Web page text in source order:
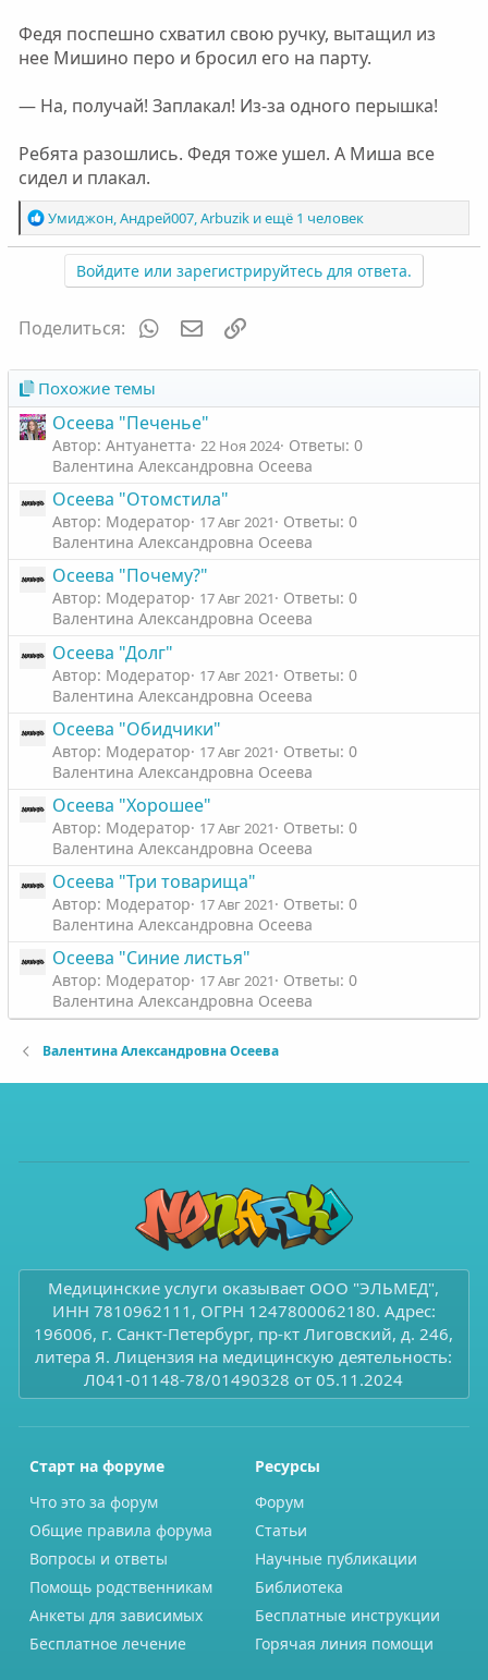
Федя поспешно схватил свою ручку, вытащил из
нее Мишино перо и бросил его на парту.
— На, получай! Заплакал! Из-за одного перышка!
Ребята разошлись. Федя тоже ушел. А Миша все
сидел и плакал.
Р
е
и
Умиджон,Андрей007,Arbuzikи ещё 1 человек
Войдите или зарегистрируйтесь для ответа.
Поделиться: WhatsAppЭлектронная почта
Похожие темы
Осеева "Печенье"
Автор: Антуанетта 22 Ноя 2024 Ответы: 0
Валентина Александровна Осеева
Осеева "Отомстила"
Автор: Модератор 17 Авг 2021
Ответы: 0
Валентина Александровна Осеева
Осеева "Почему?"
Автор: Модератор 17 Авг 2021
Ответы: 0
Валентина Александровна Осеева
Осеева "Долг"
Автор: Модератор 17 Авг 2021
Ответы: 0
Валентина Александровна Осеева
Осеева "Обидчики"
Автор: Модератор 17 Авг 2021
Ответы: 0
Валентина Александровна Осеева
Осеева "Хорошее"
Автор: Модератор 17 Авг 2021
Ответы: 0
Валентина Александровна Осеева
Осеева "Три товарища"
Автор: Модератор 17 Авг 2021
Ответы: 0
Валентина Александровна Осеева
Осеева "Синие листья"
Автор: Модератор 17 Авг 2021
Ответы: 0
Валентина Александровна Осеева
Валентина Александровна Осеева
Медицинские услуги оказывает ООО "ЭЛЬМЕД",
ИНН 7810962111, ОГРН 1247800062180. Адрес:
196006, г. Санкт-Петербург, пр-кт Лиговский, д. 246,
литера Я. Лицензия на медицинскую деятельность:
Л041-01148-78/01490328 от 05.11.2024
Старт на форуме
Что это за форум
Общие правила форума
Вопросы и ответы
Помощь родственникам
Анкеты для зависимых
Бесплатное лечение
Ресурсы
Форум
Статьи
Научные публикации
Библиотека
Бесплатные инструкции
Горячая линия помощи